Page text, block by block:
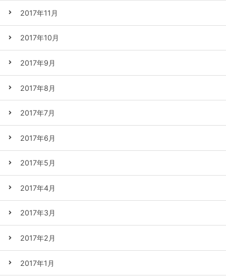
2017年11月
2017年10月
2017年9月
2017年8月
2017年7月
2017年6月
2017年5月
2017年4月
2017年3月
2017年2月
2017年1月